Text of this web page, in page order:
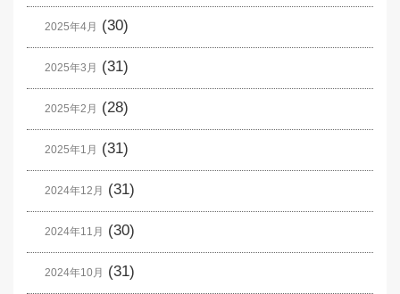
2025年4月 (30)
2025年3月 (31)
2025年2月 (28)
2025年1月 (31)
2024年12月 (31)
2024年11月 (30)
2024年10月 (31)